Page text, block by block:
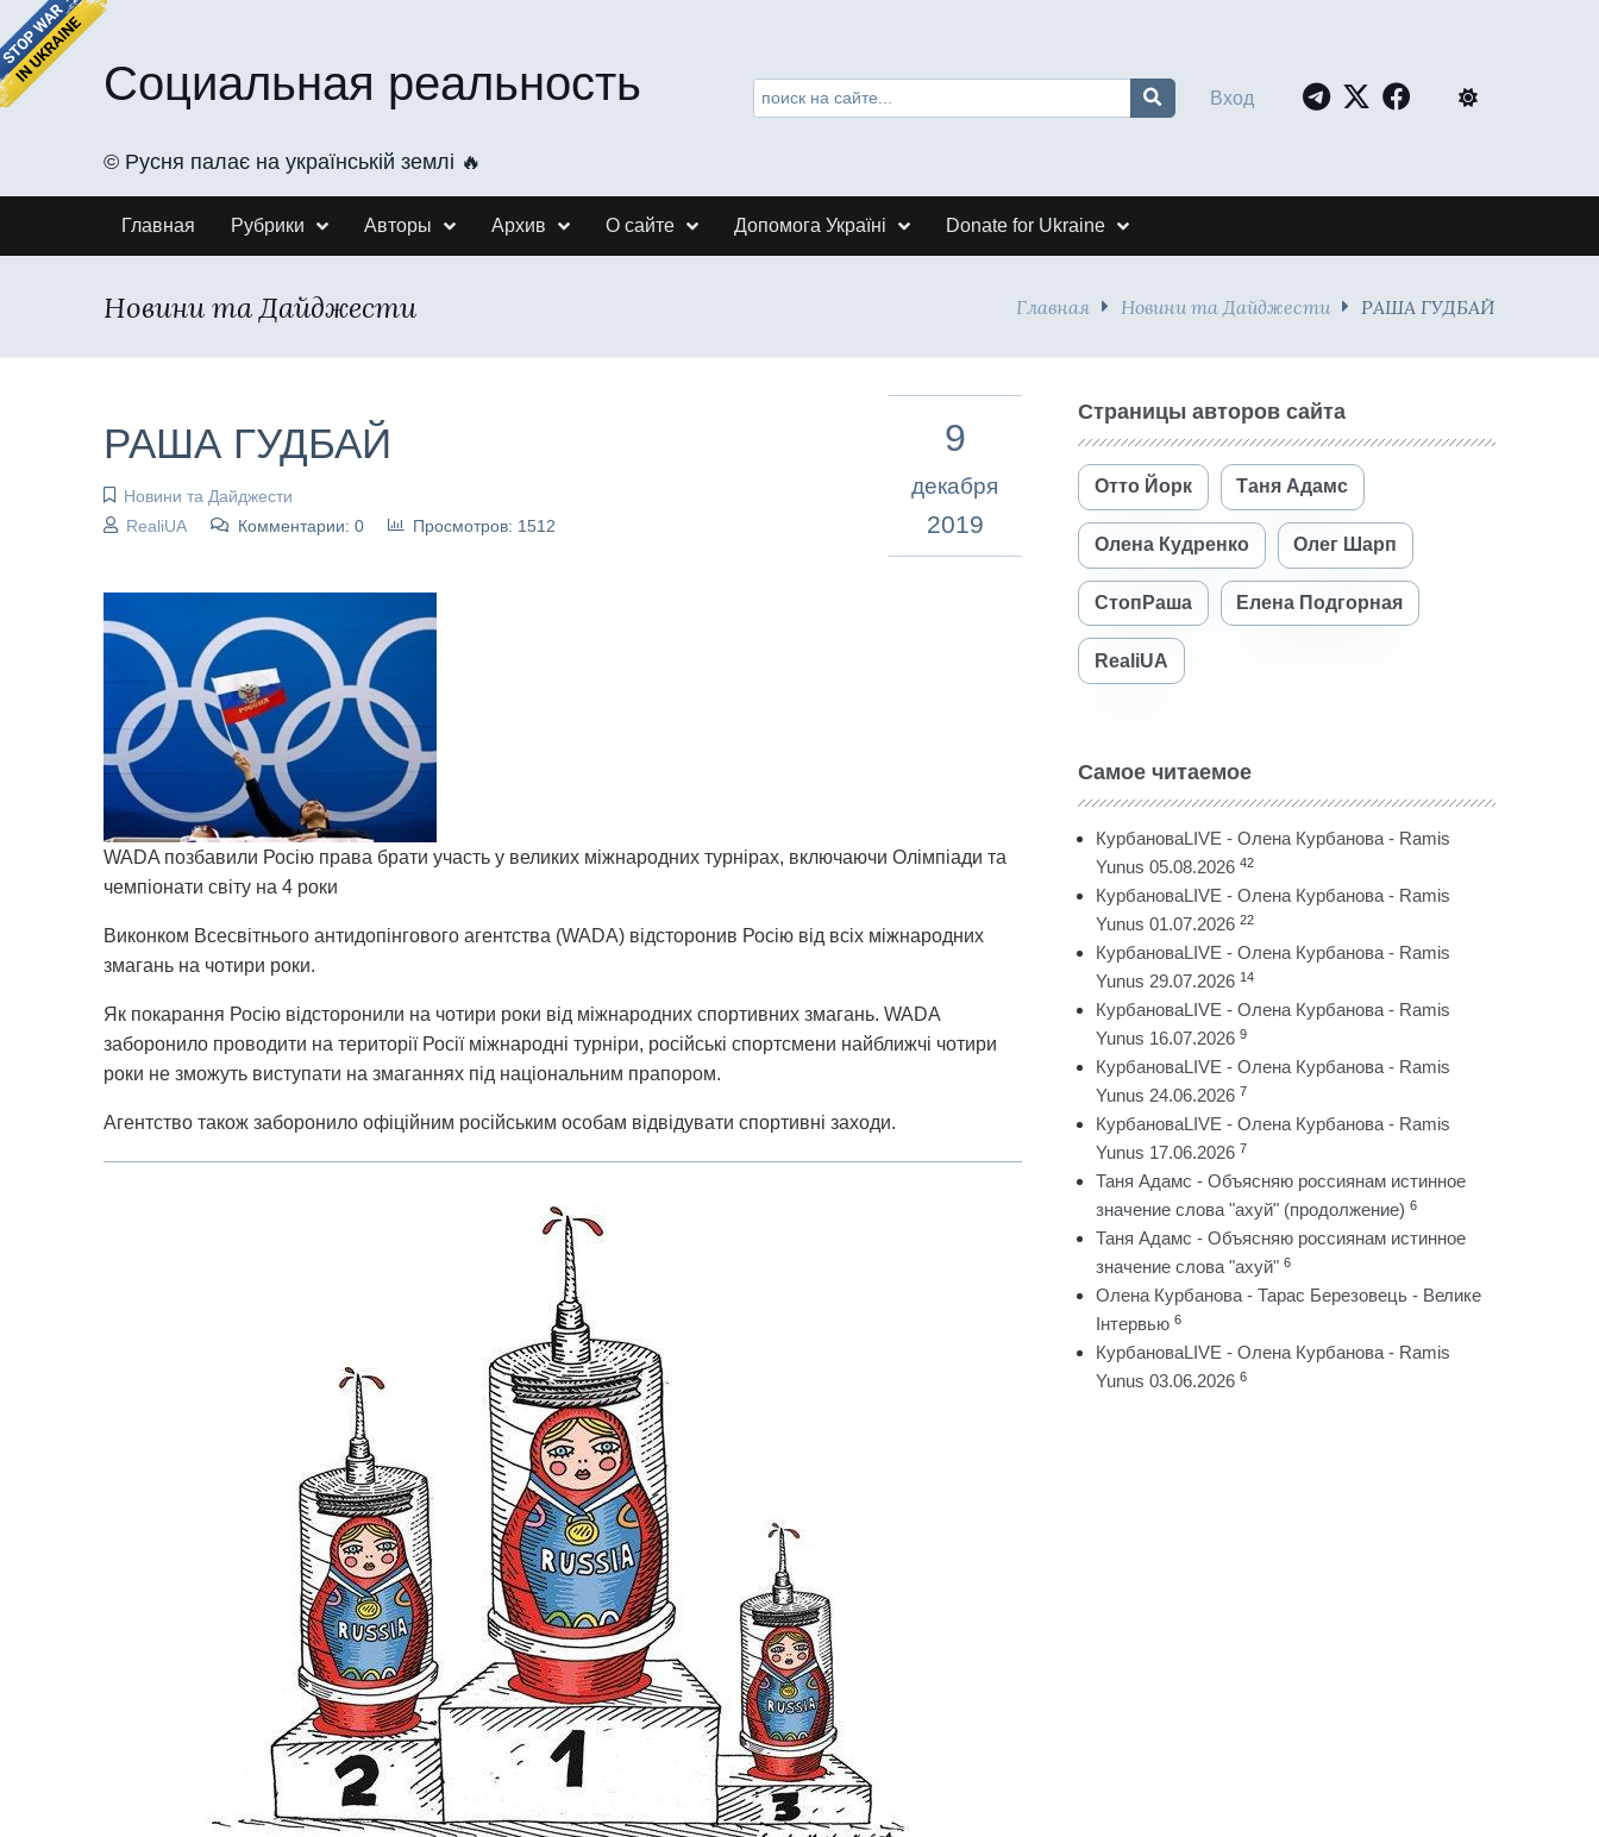
Социальная реальность
©️ Русня палає на українській землі 🔥
Вход
Главная Рубрики Авторы Архив О сайте Допомога Україні Donate for Ukraine
Новини та Дайджести Главная Новини та Дайджести РАША ГУДБАЙ
РАША ГУДБАЙ
Новини та Дайджести
RealiUA
Комментарии: 0 Просмотров: 1512
9
декабря
2019
WADA позбавили Росію права брати участь у великих міжнародних турнірах, включаючи Олімпіади та
чемпіонати світу на 4 роки
Виконком Всесвітнього антидопінгового агентства (WADA) відсторонив Росію від всіх міжнародних
змагань на чотири роки.
Як покарання Росію відсторонили на чотири роки від міжнародних спортивних змагань. WADA
заборонило проводити на території Росії міжнародні турніри, російські спортсмени найближчі чотири
роки не зможуть виступати на змаганнях під національним прапором.
Агентство також заборонило офіційним російським особам відвідувати спортивні заходи.
Страницы авторов сайта
Отто Йорк Таня Адамс
Олена Кудренко Олег Шарп
СтопРаша Елена Подгорная
RealiUA
Самое читаемое
КурбановаLIVE - Олена Курбанова - Ramis
Yunus 05.08.2026 42
КурбановаLIVE - Олена Курбанова - Ramis
Yunus 01.07.2026 22
КурбановаLIVE - Олена Курбанова - Ramis
Yunus 29.07.2026 14
КурбановаLIVE - Олена Курбанова - Ramis
Yunus 16.07.2026 9
КурбановаLIVE - Олена Курбанова - Ramis
Yunus 24.06.2026 7
КурбановаLIVE - Олена Курбанова - Ramis
Yunus 17.06.2026 7
Таня Адамс - Объясняю россиянам истинное
значение слова "ахуй" (продолжение) 6
Таня Адамс - Объясняю россиянам истинное
значение слова "ахуй" 6
Олена Курбанова - Тарас Березовець - Велике
Інтервью 6
КурбановаLIVE - Олена Курбанова - Ramis
Yunus 03.06.2026 6